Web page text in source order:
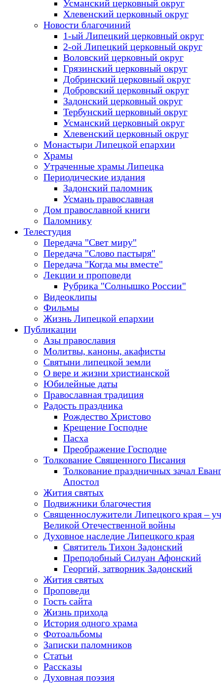
Усманский церковный округ
Хлевенский церковный округ
Новости благочиний
1-ый Липецкий церковный округ
2-ой Липецкий церковный округ
Воловский церковный округ
Грязинский церковный округ
Добринский церковный округ
Добровский церковный округ
Задонский церковный округ
Тербунский церковный округ
Усманский церковный округ
Хлевенский церковный округ
Монастыри Липецкой епархии
Храмы
Утраченные храмы Липецка
Периодические издания
Задонский паломник
Усмань православная
Дом православной книги
Паломнику
Телестудия
Передача "Свет миру"
Передача "Слово пастыря"
Передача "Когда мы вместе"
Лекции и проповеди
Рубрика "Солнышко России"
Видеоклипы
Фильмы
Жизнь Липецкой епархии
Публикации
Азы православия
Молитвы, каноны, акафисты
Святыни липецкой земли
О вере и жизни христианской
Юбилейные даты
Православная традиция
Радость праздника
Рождество Христово
Крещение Господне
Пасха
Преображение Господне
Толкование Священного Писания
Толкование праздничных зачал
Апостол
Жития святых
Подвижники благочестия
Священнослужители Липецкого края –
Великой Отечественной войны
Духовное наследие Липецкого края
Святитель Тихон Задонский
Преподобный Силуан Афонский
Георгий, затворник Задонский
Жития святых
Проповеди
Гость сайта
Жизнь прихода
История одного храма
Фотоальбомы
Записки паломников
Статьи
Рассказы
Духовная поэзия